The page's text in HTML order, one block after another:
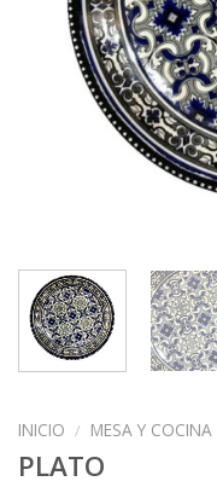
INICIO / MESA Y COCINA
PLATO